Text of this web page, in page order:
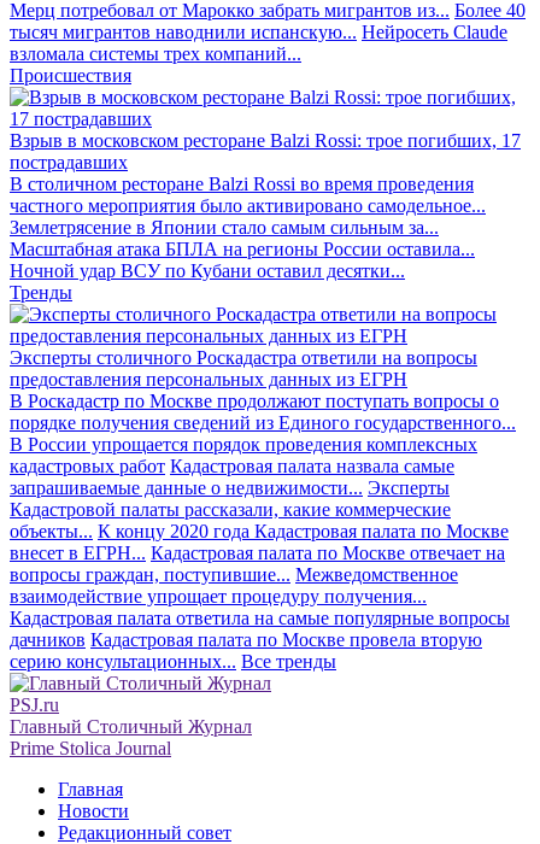
Мерц потребовал от Марокко забрать мигрантов из... Более 40
тысяч мигрантов наводнили испанскую... Нейросеть Claude
взломала системы трех компаний...
Происшествия
Взрыв в московском ресторане Balzi Rossi: трое погибших, 17
пострадавших
В столичном ресторане Balzi Rossi во время проведения
частного мероприятия было активировано самодельное...
Землетрясение в Японии стало самым сильным за...
Масштабная атака БПЛА на регионы России оставила...
Ночной удар ВСУ по Кубани оставил десятки...
Тренды
Эксперты столичного Роскадастра ответили на вопросы
предоставления персональных данных из ЕГРН
В Роскадастр по Москве продолжают поступать вопросы о
порядке получения сведений из Единого государственного...
В России упрощается порядок проведения комплексных
кадастровых работ Кадастровая палата назвала самые
запрашиваемые данные о недвижимости... Эксперты
Кадастровой палаты рассказали, какие коммерческие
объекты... К концу 2020 года Кадастровая палата по Москве
внесет в ЕГРН... Кадастровая палата по Москве отвечает на
вопросы граждан, поступившие... Межведомственное
взаимодействие упрощает процедуру получения...
Кадастровая палата ответила на самые популярные вопросы
дачников Кадастровая палата по Москве провела вторую
серию консультационных... Все тренды
PSJ.ru
Главный Столичный Журнал
Prime Stolica Journal
Главная
Новости
Редакционный совет